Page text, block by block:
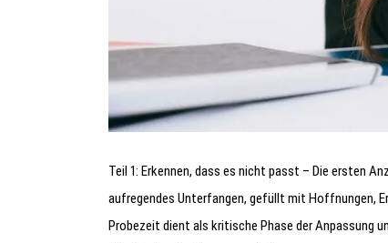
Teil 1: Erkennen, dass es nicht passt – Die ersten
aufregendes Unterfangen, gefüllt mit Hoffnungen,
Probezeit dient als kritische Phase der Anpassung